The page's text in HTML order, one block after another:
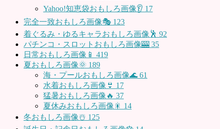
Yahoo!知恵袋おもしろ画像👂 17
完全一致おもしろ画像🎭 123
着ぐるみ・ゆるキャラおもしろ画像🕺 92
パチンコ・スロットおもしろ画像🎰 35
日常おもしろ画像📱 419
夏おもしろ画像🌞 189
海・プールおもしろ画像🌊 61
水着おもしろ画像👙 17
猛暑おもしろ画像🔥 37
夏休みおもしろ画像🎇 14
冬おもしろ画像☃️ 125